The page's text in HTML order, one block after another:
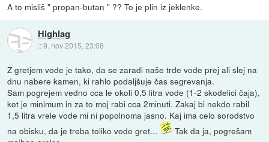
A to misliš " propan-butan " ?? To je plin iz jeklenke.
Highlag
::9. nov 2015, 23:08
Z gretjem vode je tako, da se zaradi naše trde vode prej ali slej na
dnu nabere kamen, ki rahlo podaljšuje čas segrevanja.
Sam pogrejem vedno cca le okoli 0,5 litra vode (1-2 skodelici čaja),
kot je minimum in za to moj rabi cca 2minuti. Zakaj bi nekdo rabil
1,5 litra vrele vode mi ni popolnoma jasno. Kaj ima celo sorodstvo
na obisku, da je treba toliko vode gret...
Tak da ja, pogrešam